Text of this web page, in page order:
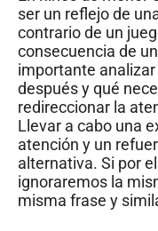
ser un reflejo de
contrario de un
consecuencia de
importante
después y qué
redireccionar la
Llevar a cabo una
atención y un
alternativa. Si por
ignoraremos la
misma frase y